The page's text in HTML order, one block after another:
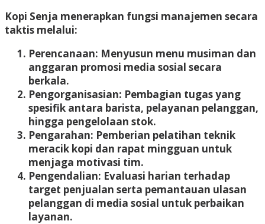
Kopi Senja menerapkan fungsi manajemen secara
taktis melalui:
Perencanaan: Menyusun menu musiman dan
anggaran promosi media sosial secara
berkala.
Pengorganisasian: Pembagian tugas yang
spesifik antara barista, pelayanan pelanggan,
hingga pengelolaan stok.
Pengarahan: Pemberian pelatihan teknik
meracik kopi dan rapat mingguan untuk
menjaga motivasi tim.
Pengendalian: Evaluasi harian terhadap
target penjualan serta pemantauan ulasan
pelanggan di media sosial untuk perbaikan
layanan.